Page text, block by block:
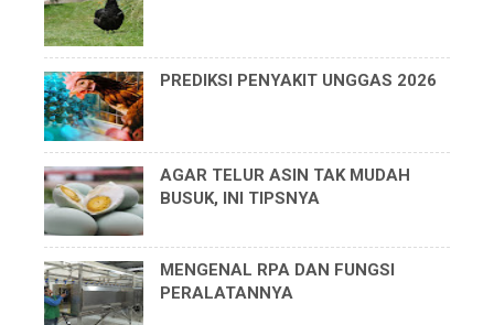
PREDIKSI PENYAKIT UNGGAS 2026
AGAR TELUR ASIN TAK MUDAH
BUSUK, INI TIPSNYA
MENGENAL RPA DAN FUNGSI
PERALATANNYA